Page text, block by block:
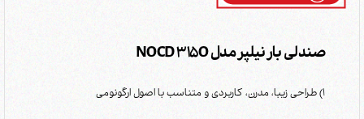
صندلی بار نیلپر مدل NOCD 315O
1) طراحی زیبا، مدرن، کاربردی و متناسب با اصول ارگونومی